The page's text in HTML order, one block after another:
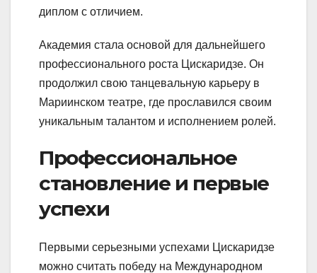
диплом с отличием.
Академия стала основой для дальнейшего
профессионального роста Цискаридзе. Он
продолжил свою танцевальную карьеру в
Мариинском театре, где прославился своим
уникальным талантом и исполнением ролей.
Профессиональное
становление и первые
успехи
Первыми серьезными успехами Цискаридзе
можно считать победу на Международном